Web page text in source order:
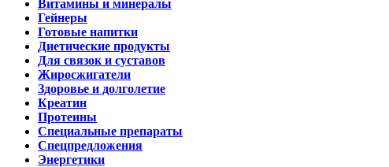
Витамины и минералы
Гейнеры
Готовые напитки
Диетические продукты
Для связок и суставов
Жиросжигатели
Здоровье и долголетие
Креатин
Протеины
Специальные препараты
Спецпредложения
Энергетики